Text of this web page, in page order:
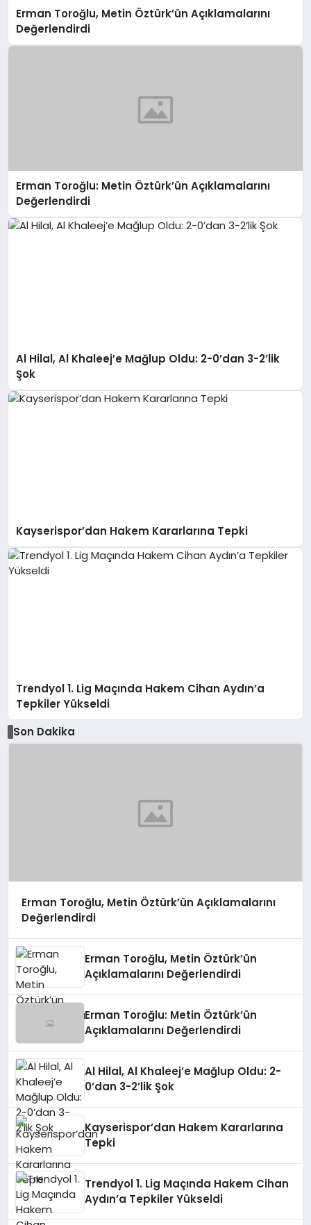
Erman Toroğlu, Metin Öztürk’ün Açıklamalarını
Değerlendirdi
Erman Toroğlu: Metin Öztürk’ün Açıklamalarını
Değerlendirdi
Al Hilal, Al Khaleej’e Mağlup Oldu: 2-0’dan 3-2’lik
Şok
Kayserispor’dan Hakem Kararlarına Tepki
Trendyol 1. Lig Maçında Hakem Cihan Aydın’a
Tepkiler Yükseldi
Son Dakika
Erman Toroğlu, Metin Öztürk’ün Açıklamalarını
Değerlendirdi
Erman Toroğlu, Metin Öztürk’ün
Açıklamalarını Değerlendirdi
Erman Toroğlu: Metin Öztürk’ün
Açıklamalarını Değerlendirdi
Al Hilal, Al Khaleej’e Mağlup Oldu: 2-
0’dan 3-2’lik Şok
Kayserispor’dan Hakem Kararlarına
Tepki
Trendyol 1. Lig Maçında Hakem Cihan
Aydın’a Tepkiler Yükseldi